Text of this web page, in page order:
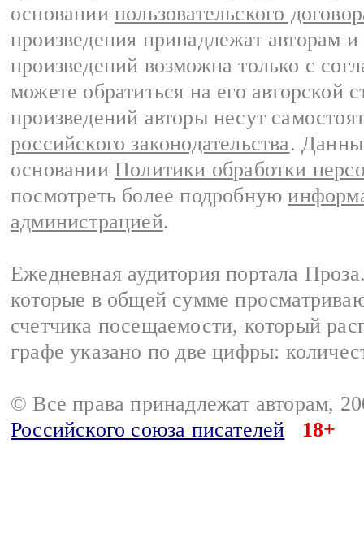
основании пользовательского
произведения принадлежат авторам
произведений возможна только с
можете обратиться на его авторской
произведений авторы несут
российского законодательства.
основании Политики обработки
посмотреть более подробную
администрацией.
Ежедневная аудитория портала
которые в общей сумме
счетчика посещаемости, который
графе указано по две цифры:
© Все права принадлежат авторам,
Российского союза писателей
18+